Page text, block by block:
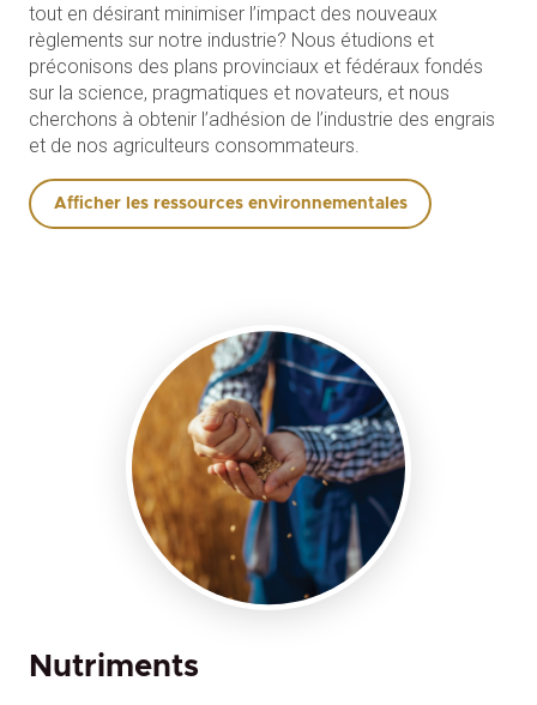
tout en désirant minimiser l’impact des nouveaux
règlements sur notre industrie? Nous étudions et
préconisons des plans provinciaux et fédéraux fondés
sur la science, pragmatiques et novateurs, et nous
cherchons à obtenir l’adhésion de l’industrie des engrais
et de nos agriculteurs consommateurs.
Afficher les ressources environnementales
Nutriments